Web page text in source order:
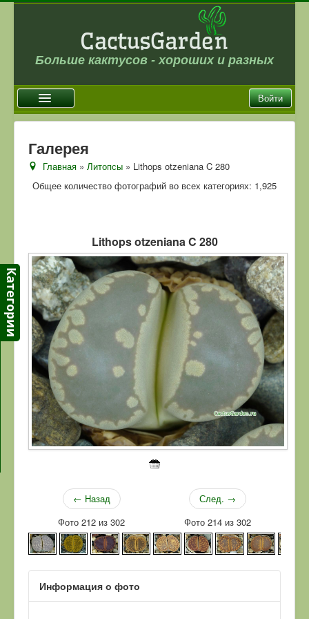
Больше кактусов - хороших и разных
Войти
Новости
Галерея
Отзывы
Ссылки
Контакты
Галерея
Главная »Литопсы » Lithops otzeniana C 280
Общее количество фотографий во всех категориях: 1,925
Lithops otzeniana C 280
← Назад
Фото 212 из 302
След. →
Фото 214 из 302
Информация о фото